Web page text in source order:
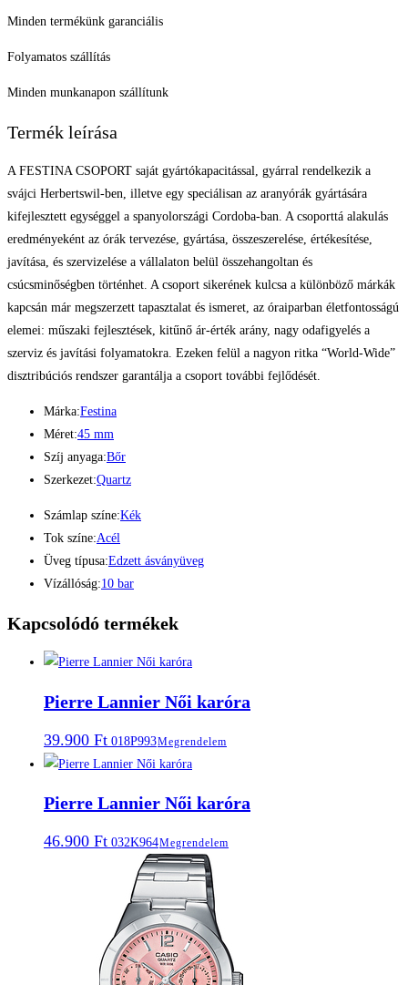
Minden termékünk garanciális
Folyamatos szállítás
Minden munkanapon szállítunk
Termék leírása
A FESTINA CSOPORT saját gyártókapacitással, gyárral rendelkezik a
svájci Herbertswil-ben, illetve egy speciálisan az aranyórák gyártására
kifejlesztett egységgel a spanyolországi Cordoba-ban. A csoporttá alakulás
eredményeként az órák tervezése, gyártása, összeszerelése, értékesítése,
javítása, és szervizelése a vállalaton belül összehangoltan és
csúcsminőségben történhet. A csoport sikerének kulcsa a különböző márkák
kapcsán már megszerzett tapasztalat és ismeret, az óraiparban életfontosságú
elemei: műszaki fejlesztések, kitűnő ár-érték arány, nagy odafigyelés a
szerviz és javítási folyamatokra. Ezeken felül a nagyon ritka “World-Wide”
disztribúciós rendszer garantálja a csoport további fejlődését.
Márka:Festina
Méret:45 mm
Szíj anyaga:Bőr
Szerkezet:Quartz
Számlap színe:Kék
Tok színe:Acél
Üveg típusa:Edzett ásványüveg
Vízállóság:10 bar
Kapcsolódó termékek
Pierre Lannier Női karóra
39.900 Ft 018P993Megrendelem
Pierre Lannier Női karóra
46.900 Ft 032K964Megrendelem